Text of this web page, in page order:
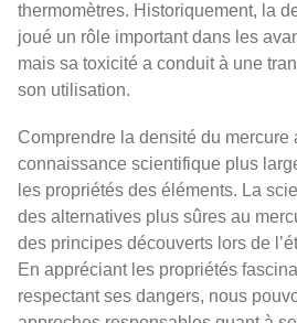
thermomètres. Historiquement, la
joué un rôle important dans les
mais sa toxicité a conduit à une
son utilisation.
Comprendre la densité du mercure
connaissance scientifique plus
les propriétés des éléments. La
des alternatives plus sûres au
des principes découverts lors de
En appréciant les propriétés
respectant ses dangers, nous